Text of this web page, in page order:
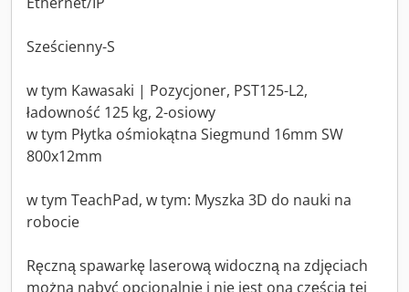
Sześcienny-S
w tym Kawasaki | Pozycjoner, PST125-L2,
ładowność 125 kg, 2-osiowy
w tym Płytka ośmiokątna Siegmund 16mm SW
800x12mm
w tym TeachPad, w tym: Myszka 3D do nauki na
robocie
Ręczną spawarkę laserową widoczną na zdjęciach
można nabyć opcjonalnie i nie jest ona częścią tej